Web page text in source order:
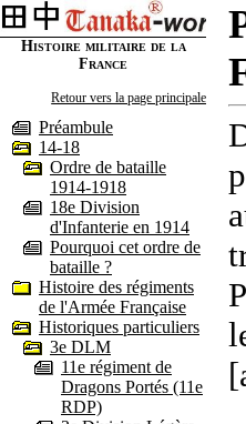
Histoire militaire de la
France
Retour vers la page principale
Préambule
14-18
Ordre de bataille
1914-1918
18e Division
d'Infanterie en 1914
Pourquoi cet ordre de
bataille ?
Histoire des régiments
de l'Armée Française
Historiques particuliers
3e DLM
11e régiment de
Dragons Portés (11e
RDP)